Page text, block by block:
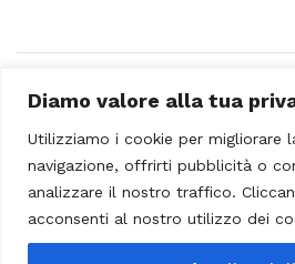
Diamo valore alla tua
Utilizziamo i cookie per migliorare
navigazione, offrirti pubblicità o
analizzare il nostro traffico.
acconsenti al nostro utilizzo dei
© 2023 - Casa Musicale Vicini. All